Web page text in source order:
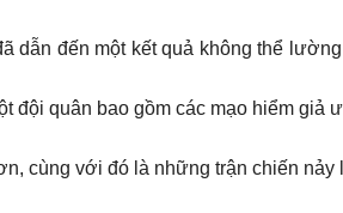
đến một kết quả không thể
đội quân bao gồm các mạo hiểm
cùng với đó là những trận chiến